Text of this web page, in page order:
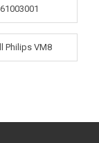
Philips VM8